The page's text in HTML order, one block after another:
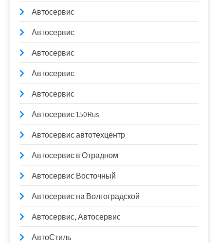
Автосервис
Автосервис
Автосервис
Автосервис
Автосервис
Автосервис 150Rus
Автосервис автотехцентр
Автосервис в Отрадном
Автосервис Восточный
Автосервис на Волгоградской
Автосервис, Автосервис
АвтоСтиль